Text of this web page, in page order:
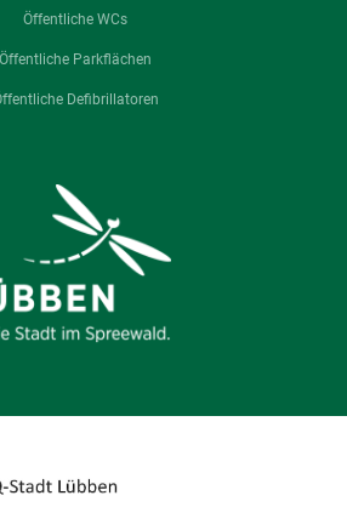
Öffentliche WCs
Öffentliche Parkflächen
Defibrillatoren